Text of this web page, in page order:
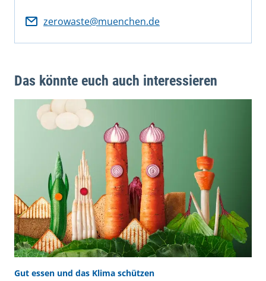
zerowaste@muenchen.de
Das könnte euch auch interessieren
Gut essen und das Klima schützen